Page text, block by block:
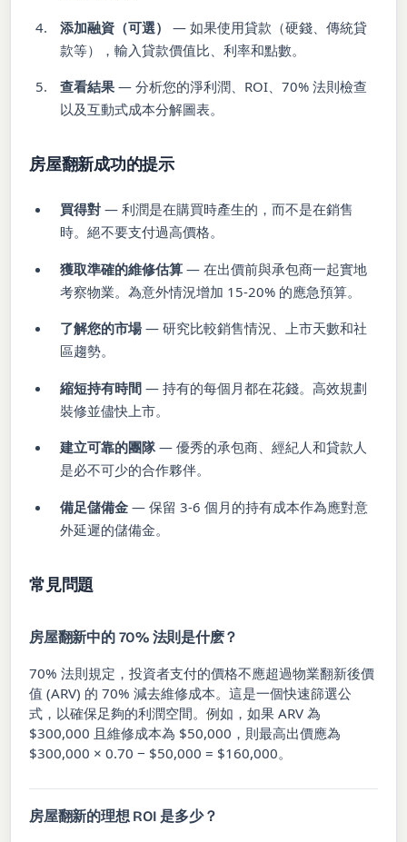
添加融資（可選）
— 如果使用貸款（硬錢、傳統貸
款等），輸入貸款價值比、利率和點數。
查看結果 — 分析您的淨利潤、ROI、70% 法則檢查
以及互動式成本分解圖表。
房屋翻新成功的提示
買得對 — 利潤是在購買時產生的，而不是在銷售
時。絕不要支付過高價格。
獲取準確的維修估算 — 在出價前與承包商一起實地
考察物業。為意外情況增加 15-20% 的應急預算。
了解您的市場 — 研究比較銷售情況、上市天數和社
區趨勢。
縮短持有時間 — 持有的每個月都在花錢。高效規劃
裝修並儘快上市。
建立可靠的團隊— 優秀的承包商、經紀人和貸款人
是必不可少的合作夥伴。
備足儲備金 — 保留 3-6 個月的持有成本作為應對意
外延遲的儲備金。
常見問題
房屋翻新中的 70% 法則是什麽？
70% 法則規定，投資者支付的價格不應超過物業翻新後價
值 (ARV) 的 70% 減去維修成本。這是一個快速篩選公
式，以確保足夠的利潤空間。例如，如果 ARV 為
$300,000 且維修成本為 $50,000，則最高出價應為
$300,000 × 0.70 − $50,000 = $160,000。
房屋翻新的理想 ROI 是多少？